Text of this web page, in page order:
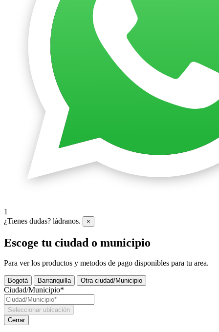
1
¿Tienes dudas? ládranos.
×
Escoge tu ciudad o municipio
Para ver los productos y metodos de pago disponibles para tu area.
Bogotá Barranquilla Otra ciudad/Municipio
Ciudad/Municipio*
Seleccionar ubicación
Cerrar